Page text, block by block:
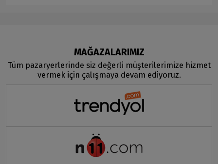
MAĞAZALARIMIZ
Tüm pazaryerlerinde siz değerli müşterilerimize hizmet
vermek için çalışmaya devam ediyoruz.